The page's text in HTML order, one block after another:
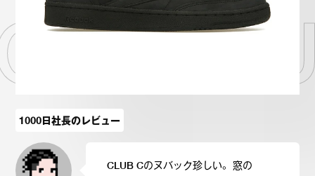
スニーカー診断 プライバシーポリシー 免責事項 お問い合わせ
1000日社長のレビュー
CLUB Cのヌバック珍しい。 窓の